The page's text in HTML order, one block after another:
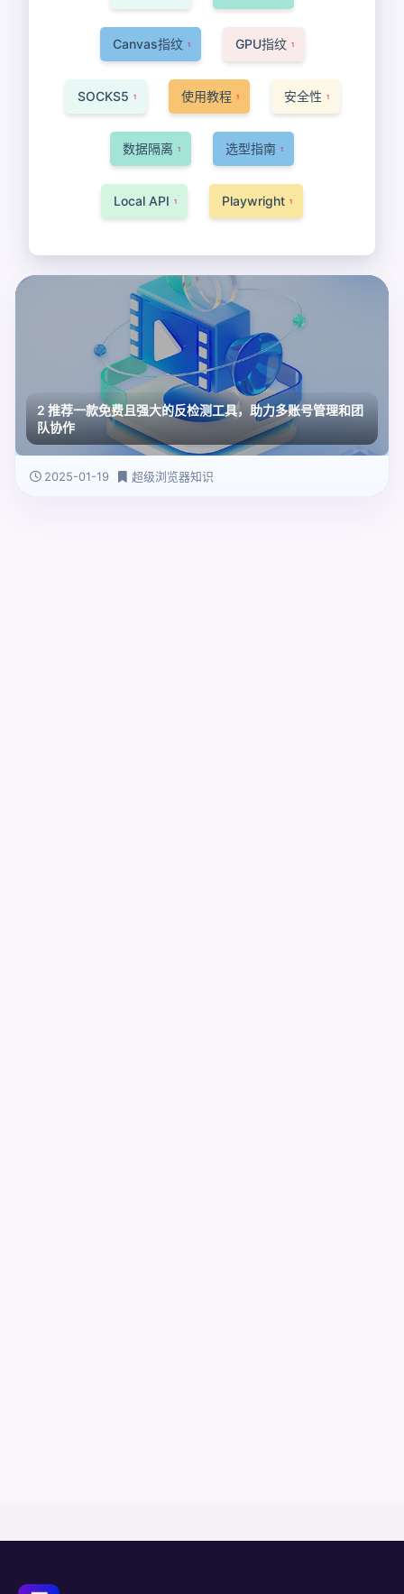
Canvas指纹 1 GPU指纹 1
SOCKS5 1 使用教程 1 安全性 1
数据隔离 1 选型指南 1
Local API 1 Playwright 1
2 推荐一款免费且强大的反检测工具，助力多账号管理和团
队协作
2025-01-19 超级浏览器知识